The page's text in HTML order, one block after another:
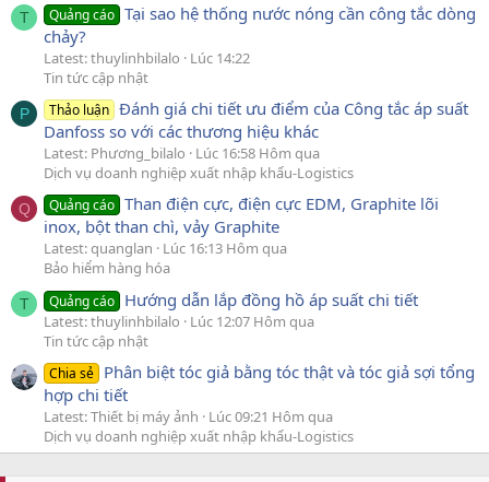
T Quảng cáo Tại sao hệ thống nước nóng cần công tắc dòng
chảy?
Latest: thuylinhbilalo
Lúc 14:22
Tin tức cập nhật
P Thảo luận Đánh giá chi tiết ưu điểm của Công tắc áp suất
Danfoss so với các thương hiệu khác
Latest: Phương_bilalo
Lúc 16:58 Hôm qua
Dịch vụ doanh nghiệp xuất nhập khẩu-Logistics
Q Quảng cáo Than điện cực, điện cực EDM, Graphite lõi
inox, bột than chì, vảy Graphite
Latest: quanglan
Lúc 16:13 Hôm qua
Bảo hiểm hàng hóa
T Quảng cáo Hướng dẫn lắp đồng hồ áp suất chi tiết
Latest: thuylinhbilalo
Lúc 12:07 Hôm qua
Tin tức cập nhật
Chia sẻ Phân biệt tóc giả bằng tóc thật và tóc giả sợi tổng
hợp chi tiết
Latest: Thiết bị máy ảnh
Lúc 09:21 Hôm qua
Dịch vụ doanh nghiệp xuất nhập khẩu-Logistics